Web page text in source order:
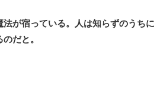
が宿っている。人は知らずのうち
だと。